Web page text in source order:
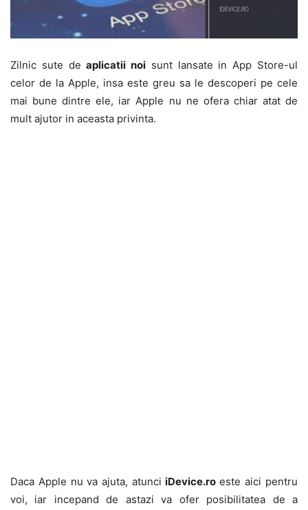
Zilnic sute deaplicatii noi sunt lansate in App Store-ul
celor de la Apple, insa este greu sa le descoperi pe cele
mai bune dintre ele, iar Apple nu ne ofera chiar atat de
mult ajutor in aceasta privinta.
Daca Apple nu va ajuta, atunci iDevice.roeste aici pentru
voi, iar incepand de astazi va ofer posibilitatea de a